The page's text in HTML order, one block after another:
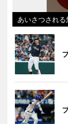
あいさつされる